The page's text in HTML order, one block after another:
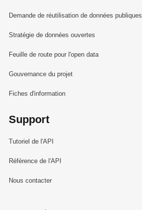
Demande de réutilisation de données publiques
Stratégie de données ouvertes
Feuille de route pour l'open data
Gouvernance du projet
Fiches d'information
Support
Tutoriel de l'API
Référence de l'API
Nous contacter